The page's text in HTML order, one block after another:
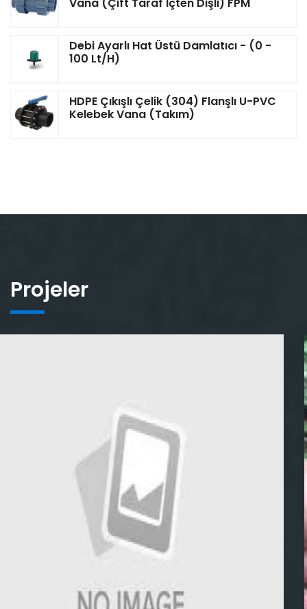
Vana (Çift Taraf İçten Dişli) FPM
Debi Ayarlı Hat Üstü Damlatıcı - (0 -
100 Lt/h)
HDPE Çıkışlı Çelik (304) Flanşlı U-PVC
Kelebek Vana (Takım)
Projeler